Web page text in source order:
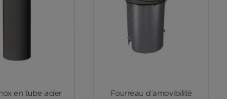
Voir plus
en tube acier Voir plus
Fourreau d'amovibilité